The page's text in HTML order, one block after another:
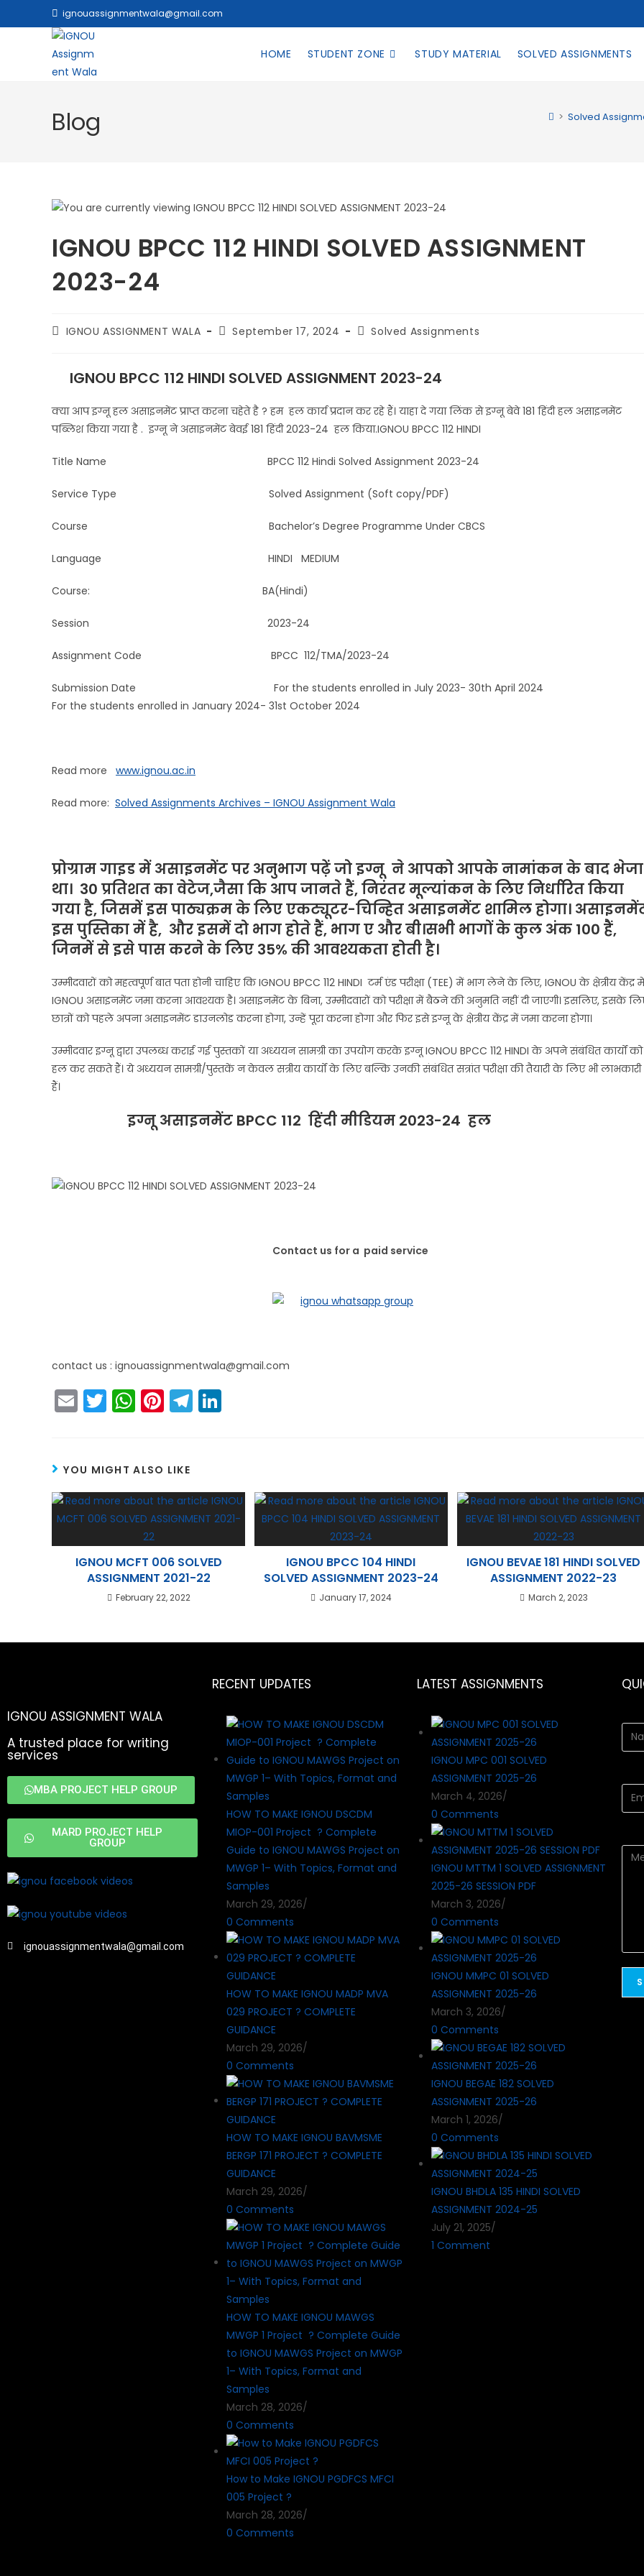
ignouassignmentwala@gmail.com
HOME STUDENT ZONE STUDY MATERIAL SOLVED ASSIGNMENTS
Blog > Solved
IGNOU BPCC 112 HINDI SOLVED ASSIGNMENT
2023-24
IGNOU ASSIGNMENT WALA September 17, 2024 Solved Assignments
IGNOU BPCC 112 HINDI SOLVED ASSIGNMENT 2023-24
क्या आप इग्नू हल असाइनमेंट प्राप्त करना चहेते है ? हम हल कार्य प्रदान कर रहे हैं। याहा दे गया लिंक से इग्नू बेवे 181 हिंदी हल असाइनमेंट
पब्लिश किया गया है . इग्नू ने असाइनमेंट बेवई 181 हिंदी 2023-24 हल किया.IGNOU BPCC 112 HINDI
Title Name BPCC 112 Hindi Solved Assignment 2023-24
Service Type Solved Assignment (Soft copy/PDF)
Course Bachelor’s Degree Programme Under CBCS
Language HINDI MEDIUM
Course: BA(Hindi)
Session 2023-24
Assignment Code BPCC 112/TMA/2023-24
Submission Date For the students enrolled in July 2023- 30th April 2024
For the students enrolled in January 2024- 31st October 2024
Read more www.ignou.ac.in
Read more: Solved Assignments Archives – IGNOU Assignment Wala
प्रोग्राम गाइड में असाइनमेंट पर अनुभाग पढ़ें जोइग्नू ने आपको आपके नामांकन के बाद भेजा
था। 30 प्रतिशत का वेटेज,जैसा कि आप जानते हैं, निरंतर मूल्यांकन के लिए निर्धारित किया
गया है, जिसमें इस पाठ्यक्रम के लिए एकट्यूटर-चिन्हित असाइनमेंट शामिल होगा।
इस पुस्तिका में है, और इसमें दो भाग होते हैं, भाग ए और बी।सभी भागों के कुल अंक 100 हैं,
जिनमें से इसे पास करने के लिए 35% की आवश्यकता होती है।
उम्मीदवारों को महत्वपूर्ण बात पता होनी चाहिए कि IGNOU BPCC 112 HINDI टर्म एंड परीक्षा (TEE) में भाग लेने के लिए, IGNOU के क्षेत्रीय केंद्र में
IGNOU असाइनमेंट जमा करना आवश्यक है। असाइनमेंट के बिना, उम्मीदवारों को परीक्षा में बैठने की अनुमति नहीं दी जाएगी। इसलिए, इसके
छात्रों को पहले अपना असाइनमेंट डाउनलोड करना होगा, उन्हें पूरा करना होगा और फिर इसे इग्नू के क्षेत्रीय केंद्र में जमा करना होगा।
उम्मीदवार इग्नू द्वारा उपलब्ध कराई गई पुस्तकों या अध्ययन सामग्री का उपयोग करके इग्नू IGNOU BPCC 112 HINDI के अपने संबंधित कार्यों को
हल कर सकते हैं। ये अध्ययन सामग्री/पुस्तकें न केवल सत्रीय कार्यों के लिए बल्कि उनकी संबंधित सत्रांत परीक्षा की तैयारी के लिए भी लाभकारी
हैं।
इग्नू असाइनमेंट BPCC 112 हिंदी मीडियम 2023-24 हल
Contact us for a paid service
contact us : ignouassignmentwala@gmail.com
E
m
l
T
w
er
W
h
ts
A
p
p
Pi
nt
e
st
T
el
a
m
dI
n
YOU MIGHT ALSO LIKE
IGNOU MCFT 006 SOLVED
ASSIGNMENT 2021-22
February 22, 2022
IGNOU BPCC 104 HINDI
SOLVED ASSIGNMENT 2023-24
January 17, 2024
IGNOU BEVAE 181 HINDI SOLVED
ASSIGNMENT 2022-23
March 2, 2023
IGNOU ASSIGNMENT WALA
A trusted place for writing
services
MBA PROJECT HELP GROUP
MARD PROJECT HELP
GROUP
ignouassignmentwala@gmail.com
RECENT UPDATES
HOW TO MAKE IGNOU DSCDM
MIOP-001 Project ? Complete
Guide to IGNOU MAWGS Project on
MWGP 1– With Topics, Format and
Samples
March 29, 2026/
0 Comments
HOW TO MAKE IGNOU MADP MVA
029 PROJECT ? COMPLETE
GUIDANCE
March 29, 2026/
0 Comments
HOW TO MAKE IGNOU BAVMSME
BERGP 171 PROJECT ? COMPLETE
GUIDANCE
March 29, 2026/
0 Comments
HOW TO MAKE IGNOU MAWGS
MWGP 1 Project ? Complete Guide
to IGNOU MAWGS Project on MWGP
1– With Topics, Format and
Samples
March 28, 2026/
0 Comments
How to Make IGNOU PGDFCS MFCI
005 Project ?
March 28, 2026/
0 Comments
LATEST ASSIGNMENTS
IGNOU MPC 001 SOLVED
ASSIGNMENT 2025-26
March 4, 2026/
0 Comments
IGNOU MTTM 1 SOLVED ASSIGNMENT
2025-26 SESSION PDF
March 3, 2026/
0 Comments
IGNOU MMPC 01 SOLVED
ASSIGNMENT 2025-26
March 3, 2026/
0 Comments
IGNOU BEGAE 182 SOLVED
ASSIGNMENT 2025-26
March 1, 2026/
0 Comments
IGNOU BHDLA 135 HINDI SOLVED
ASSIGNMENT 2024-25
July 21, 2025/
1 Comment